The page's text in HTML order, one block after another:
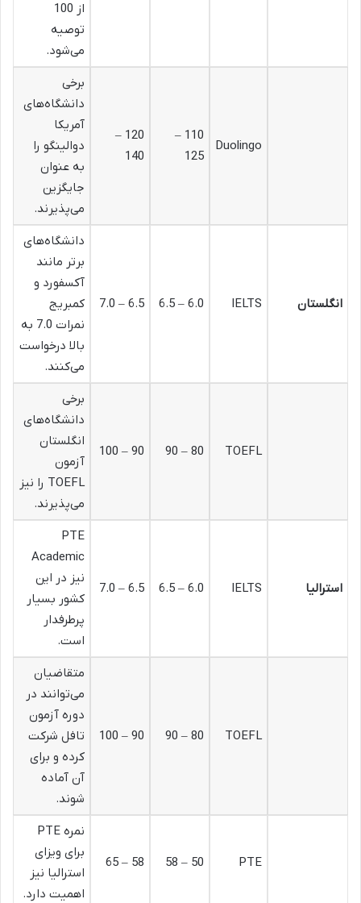
از 100
توصیه
می‌شود.
Duolingo
110 –
125
120 –
140
برخی
دانشگاه‌های
آمریکا
دوالینگو را
به عنوان
جایگزین
می‌پذیرند.
انگلستان IELTS
6.0 – 6.5
6.5 – 7.0
دانشگاه‌های
برتر مانند
آکسفورد و
کمبریج
نمرات 7.0 به
بالا درخواست
می‌کنند.
TOEFL
80 – 90
90 – 100
برخی
دانشگاه‌های
انگلستان
آزمون
TOEFL را نیز
می‌پذیرند.
استرالیا IELTS
6.0 – 6.5
6.5 – 7.0
PTE
Academic
نیز در این
کشور بسیار
پرطرفدار
است.
TOEFL
80 – 90
90 – 100
متقاضیان
می‌توانند در
دوره آزمون
تافل شرکت
کرده و برای
آن آماده
شوند.
PTE
50 – 58
58 – 65
نمره PTE
برای ویزای
استرالیا نیز
اهمیت دارد.